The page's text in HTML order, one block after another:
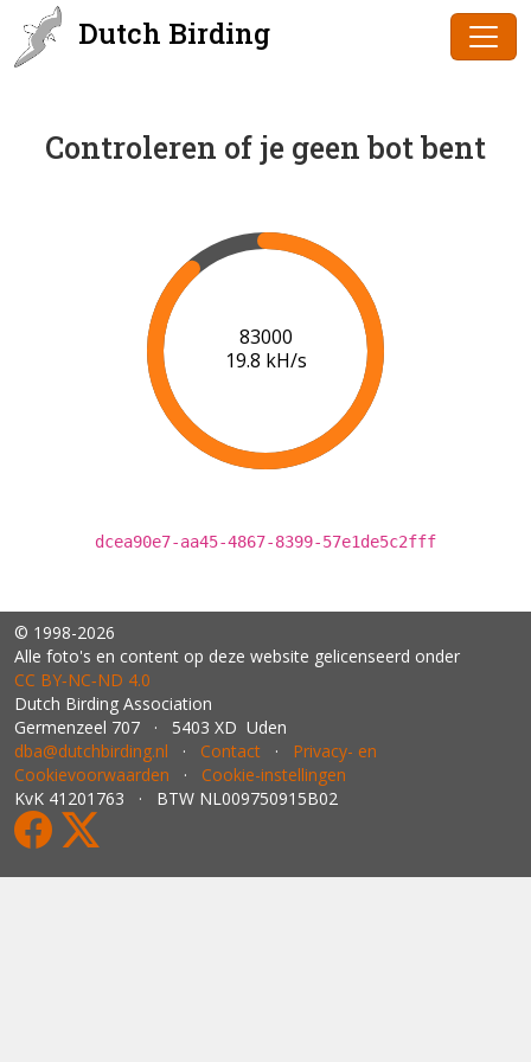
Dutch Birding
Controleren of je geen bot bent
84000
19.8 kH/s
dcea90e7-aa45-4867-8399-57e1de5c2fff
© 1998-2026
Alle foto's en content op deze website gelicenseerd onder
CC BY‑NC‑ND 4.0
Dutch Birding Association
Germenzeel 707 · 5403 XD Uden
dba@dutchbirding.nl · Contact · Privacy- en
Cookievoorwaarden · Cookie-instellingen
KvK 41201763 · BTW NL009750915B02